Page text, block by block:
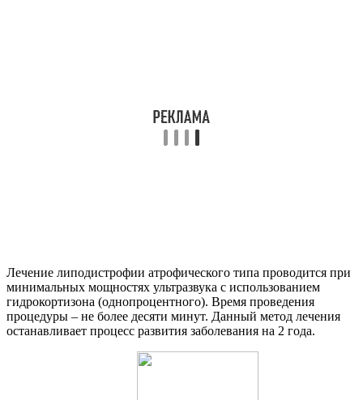
Лечение липодистрофии атрофического типа проводится при
минимальных мощностях ультразвука с использованием
гидрокортизона (однопроцентного). Время проведения
процедуры – не более десяти минут. Данный метод лечения
останавливает процесс развития заболевания на 2 года.